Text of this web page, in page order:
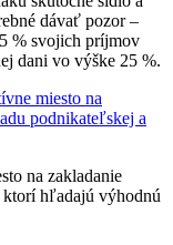
dávať pozor –
% svojich príjmov
dani vo výške 25 %.
miesto na
podnikateľskej a
na zakladanie
ktorí hľadajú výhodnú